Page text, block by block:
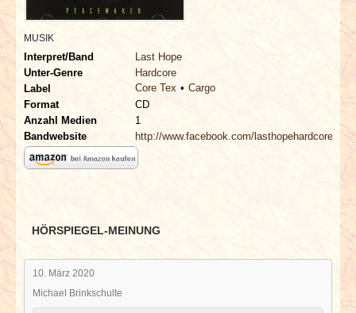
SPECIALS
REDAKTION
LINKS
ARCHIV
MUSIK
Interpret/Band
Last Hope
Unter-Genre
Hardcore
Label
Core Tex
Cargo
Format
CD
Anzahl Medien
1
Bandwebsite
http://www.facebook.com/lasthopehardcore
HÖRSPIEGEL-MEINUNG
10. März 2020
Michael Brinkschulte